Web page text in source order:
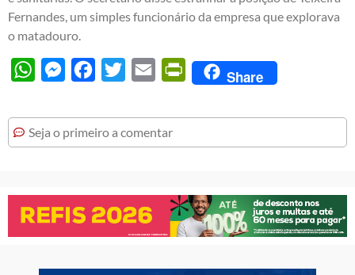
Fernandes, um simples funcionário da empresa que explorava
o matadouro.
WhatsAppMessengerFacebook
Twitter Email PrintFriendly
Share
Seja o primeiro a comentar